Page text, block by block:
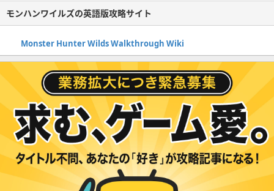
モンハンワイルズの英語版攻略サイト
Monster Hunter Wilds Walkthrough Wiki